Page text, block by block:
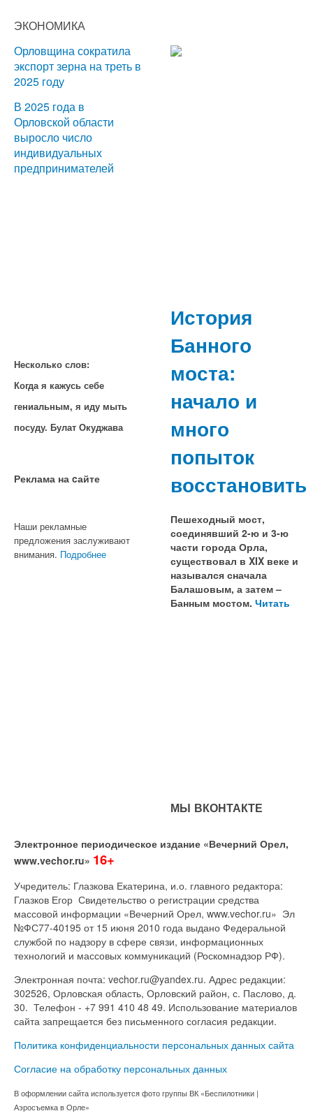
ЭКОНОМИКА
Орловщина сократила
экспорт зерна на треть в
2025 году
В 2025 года в
Орловской области
выросло число
индивидуальных
предпринимателей
Несколько слов:
Когда я кажусь себе
гениальным, я иду мыть
посуду. Булат Окуджава
Реклама на cайте
Наши рекламные
предложения заслуживают
внимания. Подробнее
История
Банного
моста:
начало и
много
попыток
восстановить
Пешеходный мост,
соединявший 2-ю и 3-ю
части города Орла,
существовал в XIX веке и
назывался сначала
Балашовым, а затем –
Банным мостом. Читать
МЫ ВКОНТАКТЕ
Электронное периодическое издание «Вечерний Орел,
www.vechor.ru» 16+
Учредитель: Глазкова Екатерина, и.о. главного редактора:
Глазков Егор Свидетельство о регистрации средства
массовой информации «Вечерний Орел, www.vechor.ru» Эл
№ФС77-40195 от 15 июня 2010 года выдано Федеральной
службой по надзору в сфере связи, информационных
технологий и массовых коммуникаций (Роскомнадзор РФ).
Электронная почта: vechor.ru@yandex.ru. Адрес редакции:
302526, Орловская область, Орловский район, с. Паслово, д.
30. Телефон - +7 991 410 48 49. Использование материалов
сайта запрещается без письменного согласия редакции.
Политика конфиденциальности персональных данных сайта
Согласие на обработку персональных данных
В оформлении сайта используется фото группы ВК «Беспилотники |
Аэросъемка в Орле»